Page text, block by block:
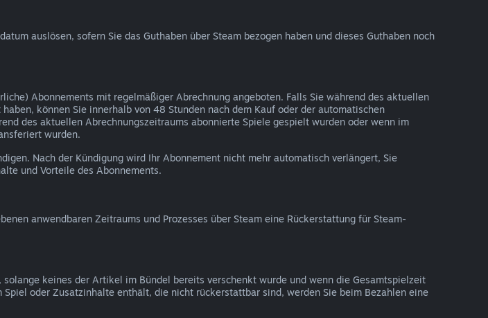
auslösen, sofern Sie das Guthaben über Steam bezogen haben und dieses Guthaben noch
Abonnements mit regelmäßiger Abrechnung angeboten. Falls Sie während des aktuellen
können Sie innerhalb von 48 Stunden nach dem Kauf oder der automatischen
des aktuellen Abrechnungszeitraums abonnierte Spiele gespielt wurden oder wenn im
wurden.
Nach der Kündigung wird Ihr Abonnement nicht mehr automatisch verlängert, Sie
und Vorteile des Abonnements.
anwendbaren Zeitraums und Prozesses über Steam eine Rückerstattung für Steam-
keines der Artikel im Bündel bereits verschenkt wurde und wenn die Gesamtspielzeit
oder Zusatzinhalte enthält, die nicht rückerstattbar sind, werden Sie beim Bezahlen eine